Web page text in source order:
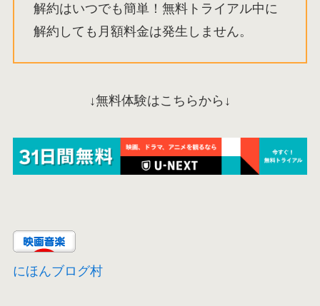
解約はいつでも簡単！無料トライアル中に
解約しても月額料金は発生しません。
↓無料体験はこちらから↓
にほんブログ村